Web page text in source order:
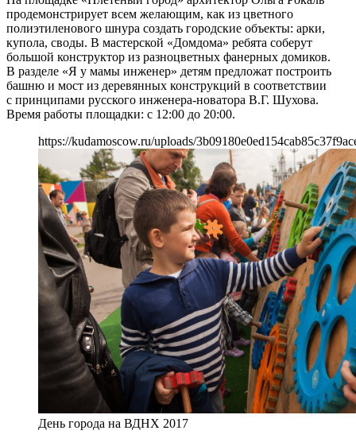
продемонстрирует всем желающим, как из цветного
полиэтиленового шнура создать городские объекты: арки,
купола, своды. В мастерской «Домдома» ребята соберут
большой конструктор из разноцветных фанерных домиков.
В разделе «Я у мамы инженер» детям предложат построить
башню и мост из деревянных конструкций в соответствии
с принципами русского инженера-новатора В.Г. Шухова.
Время работы площадки: с 12:00 до 20:00.
https://kudamoscow.ru/uploads/
День города на ВДНХ 2017